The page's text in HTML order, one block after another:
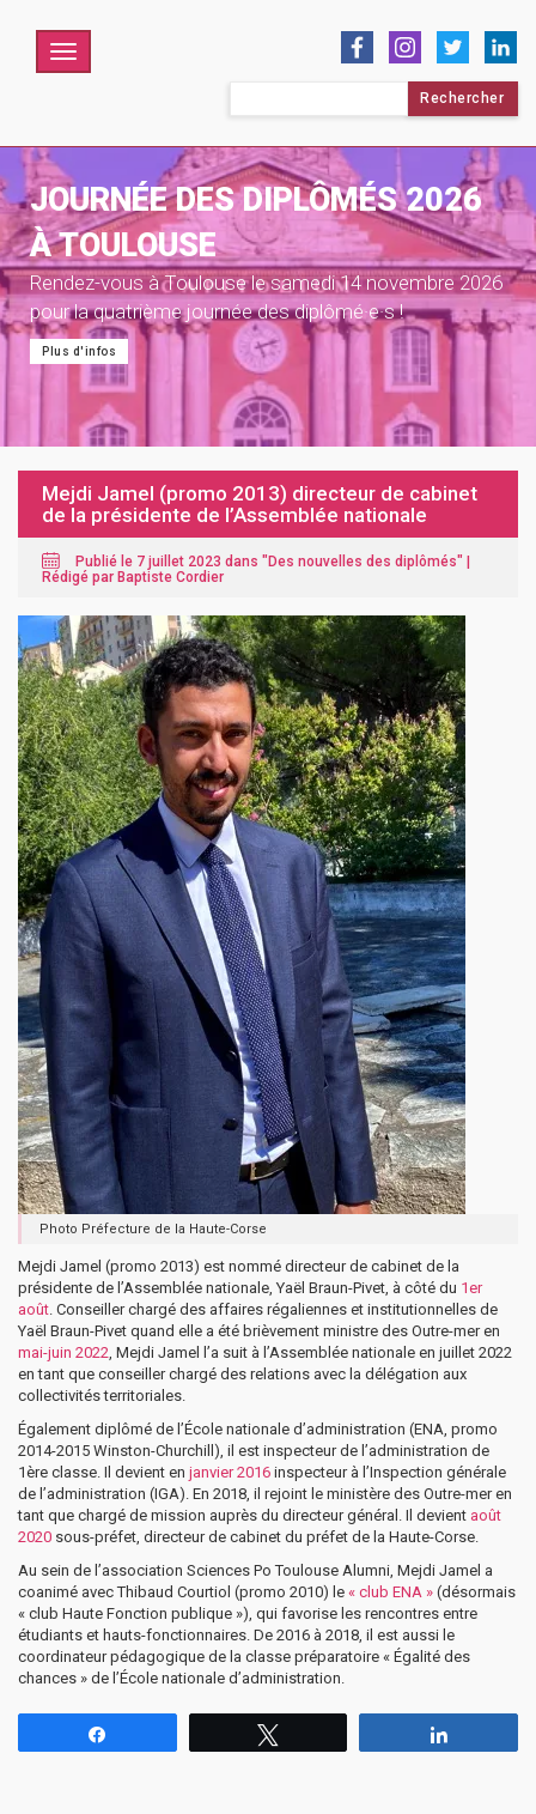
Menu
JOURNÉE DES DIPLÔMÉS 2026
À TOULOUSE
Rendez-vous à Toulouse le samedi 14 novembre 2026
pour la quatrième journée des diplômé·e·s !
Plus d'infos
Mejdi Jamel (promo 2013) directeur de cabinet
de la présidente de l’Assemblée nationale
Publié le 7 juillet 2023 dans "Des nouvelles des diplômés" |
Rédigé par Baptiste Cordier
Photo Préfecture de la Haute-Corse
Mejdi Jamel (promo 2013) est nommé directeur de cabinet de la
présidente de l’Assemblée nationale, Yaël Braun-Pivet, à côté du 1er
août . Conseiller chargé des affaires régaliennes et institutionnelles de
Yaël Braun-Pivet quand elle a été brièvement ministre des Outre-mer en
mai-juin 2022 , Mejdi Jamel l’a suit à l’Assemblée nationale en juillet 2022
en tant que conseiller chargé des relations avec la délégation aux
collectivités territoriales.
Également diplômé de l’École nationale d’administration (ENA, promo
2014-2015 Winston-Churchill), il est inspecteur de l’administration de
1ère classe. Il devient en janvier 2016 inspecteur à l’Inspection générale
de l’administration (IGA). En 2018, il rejoint le ministère des Outre-mer en
tant que chargé de mission auprès du directeur général. Il devient août
2020 sous-préfet, directeur de cabinet du préfet de la Haute-Corse.
Au sein de l’association Sciences Po Toulouse Alumni, Mejdi Jamel a
coanimé avec Thibaud Courtiol (promo 2010) le « club ENA » (désormais
« club Haute Fonction publique »), qui favorise les rencontres entre
étudiants et hauts-fonctionnaires. De 2016 à 2018, il est aussi le
coordinateur pédagogique de la classe préparatoire « Égalité des
chances » de l’École nationale d’administration.